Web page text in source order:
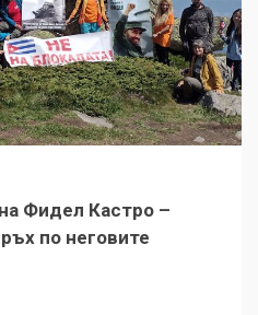
Фидел Кастро –
по неговите